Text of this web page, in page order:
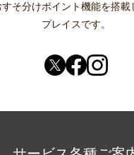
すそ分けポイント機能を搭載
プレイスです。